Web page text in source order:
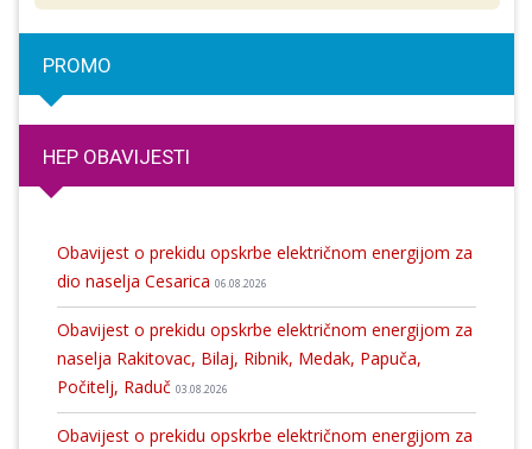
PROMO
HEP OBAVIJESTI
Obavijest o prekidu opskrbe električnom energijom za
dio naselja Cesarica 06.08.2026
Obavijest o prekidu opskrbe električnom energijom za
naselja Rakitovac, Bilaj, Ribnik, Medak, Papuča,
Počitelj, Raduč 03.08.2026
Obavijest o prekidu opskrbe električnom energijom za